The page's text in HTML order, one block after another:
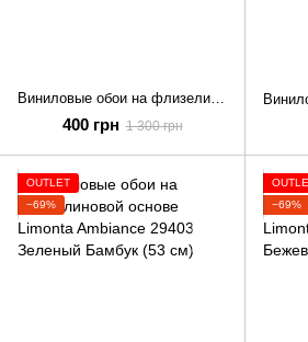
400 грн 1 300 грн
OUTLET
−69%
−69%